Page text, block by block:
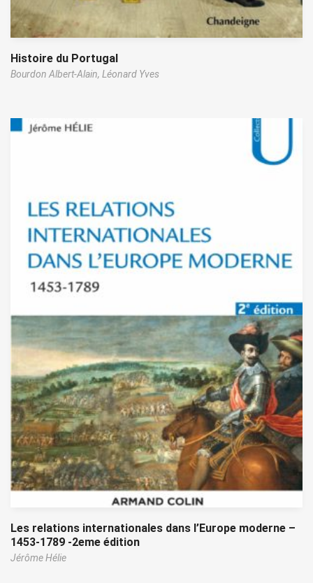
Histoire du Portugal
Bourdon Albert-Alain, Léonard Yves
Les relations internationales dans l’Europe moderne –
1453-1789 -2eme édition
Jérôme Hélie